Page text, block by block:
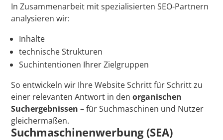
In Zusammenarbeit mit spezialisierten SEO-Partnern
analysieren wir:
Inhalte
technische Strukturen
Suchintentionen Ihrer Zielgruppen
So entwickeln wir Ihre Website Schritt für Schritt zu
einer relevanten Antwort in denorganischen
Suchergebnissen – für Suchmaschinen und Nutzer
gleichermaßen.
Suchmaschinenwerbung (SEA)